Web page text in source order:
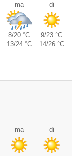
ma di
8/20 °C 9/23 °C
13/24 °C 14/26 °C
ma di